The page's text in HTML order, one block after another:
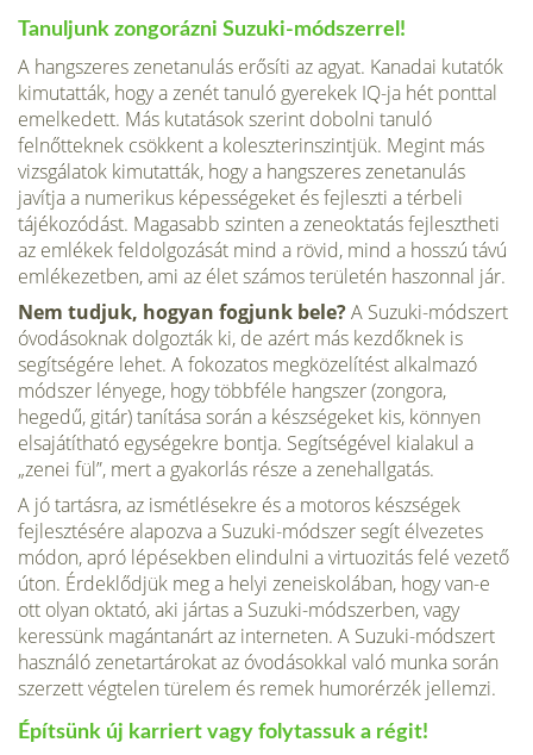
Tanuljunk zongorázni Suzuki-módszerrel!
A hangszeres zenetanulás erősíti az agyat. Kanadai kutatók
kimutatták, hogy a zenét tanuló gyerekek IQ-ja hét ponttal
emelkedett. Más kutatások szerint dobolni tanuló
felnőtteknek csökkent a koleszterinszintjük. Megint más
vizsgálatok kimutatták, hogy a hangszeres zenetanulás
javítja a numerikus képességeket és fejleszti a térbeli
tájékozódást. Magasabb szinten a zeneoktatás fejlesztheti
az emlékek feldolgozását mind a rövid, mind a hosszú távú
emlékezetben, ami az élet számos területén haszonnal jár.
Nem tudjuk, hogyan fogjunk bele?A Suzuki-módszert
óvodásoknak dolgozták ki, de azért más kezdőknek is
segítségére lehet. A fokozatos megközelítést alkalmazó
módszer lényege, hogy többféle hangszer (zongora,
hegedű, gitár) tanítása során a készségeket kis, könnyen
elsajátítható egységekre bontja. Segítségével kialakul a
„zenei fül”, mert a gyakorlás része a zenehallgatás.
A jó tartásra, az ismétlésekre és a motoros készségek
fejlesztésére alapozva a Suzuki-módszer segít élvezetes
módon, apró lépésekben elindulni a virtuozitás felé vezető
úton. Érdeklődjük meg a helyi zeneiskolában, hogy van-e
ott olyan oktató, aki jártas a Suzuki-módszerben, vagy
keressünk magántanárt az interneten. A Suzuki-módszert
használó zenetartárokat az óvodásokkal való munka során
szerzett végtelen türelem és remek humorérzék jellemzi.
Építsünk új karriert vagy folytassuk a régit!